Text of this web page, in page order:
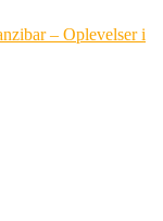
– Oplevelser i